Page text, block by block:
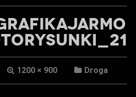
1200 × 900 Droga